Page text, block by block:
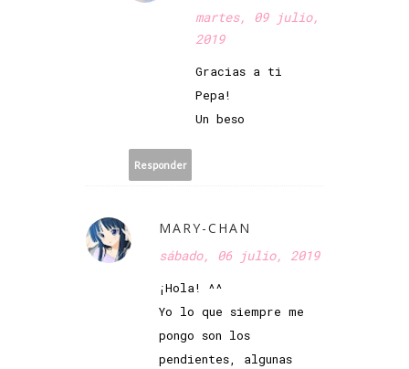
martes, 09 julio,
2019
Gracias a ti
Pepa!
Un beso
Responder
MARY-CHAN
sábado, 06 julio, 2019
¡Hola! ^^
Yo lo que siempre me
pongo son los
pendientes, algunas